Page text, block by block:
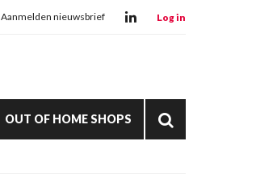
Aanmelden nieuwsbrief Log in
OUT OF HOME SHOPS